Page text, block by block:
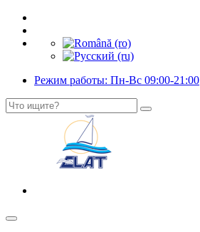
Режим работы: Пн-Вс 09:00-21:00